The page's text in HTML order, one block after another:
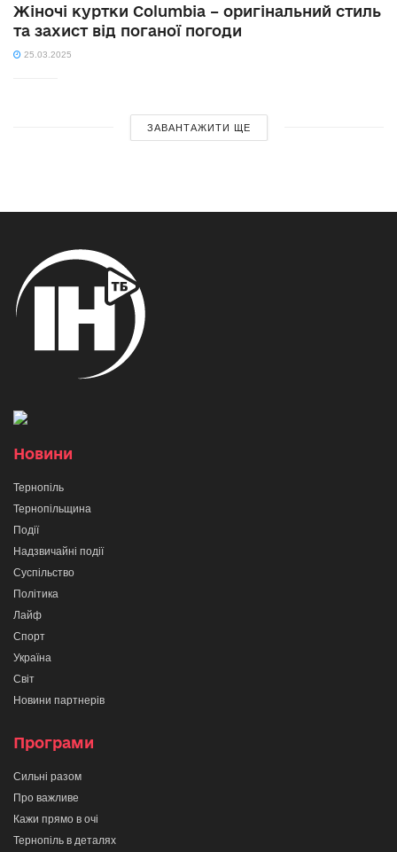
Жіночі куртки Columbia – оригінальний стиль
та захист від поганої погоди
25.03.2025
ЗАВАНТАЖИТИ ЩЕ
Новини
Тернопіль
Тернопільщина
Події
Надзвичайні події
Суспільство
Політика
Лайф
Спорт
Україна
Світ
Новини партнерів
Програми
Сильні разом
Про важливе
Кажи прямо в очі
Тернопіль в деталях